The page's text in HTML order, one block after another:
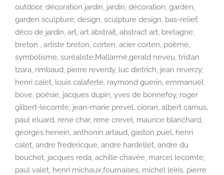
outdoor, décoration jardin, jardin, décoration, garden,
garden sculpture, design, sculpture design, bas-relief,
déco de jardin, art, art abstrait, abstract art, bretagne,
breton , artiste breton, corten, acier corten, poème,
symbolisme, suréaliste,Mallarmé,gerald neveu, tristan
tzara, rimbaud, pierre reverdy, luc dietrich, jean reverzy;
henri calet, louis calaferte, raymond guerin, emmanuel
bove, poésie, jacques dupin, yves de bonnefoy, roger
gilbert-lecomte, jean-marie prevel, cioran, albert camus,
paul eluard, rene char, rene crevel, maurice blanchard,
georges henein, anthonin artaud, gaston puel, henri
calet, andre fredericque, andre hardellet, andre du
bouchet, jacques reda, achille chavée, marcel lecomte,
paul valet, henri michaux,fournaises, michel leiris, pierre